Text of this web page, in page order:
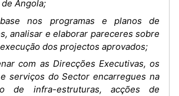
Angola;
nos programas e planos de
analisar e elaborar pareceres sobre
dos projectos aprovados;
com as Direcções Executivas, os
serviços do Sector encarregues na
de infra-estruturas, acções de